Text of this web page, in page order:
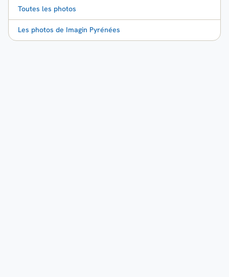
Toutes les photos
Les photos de Imagin Pyrénées